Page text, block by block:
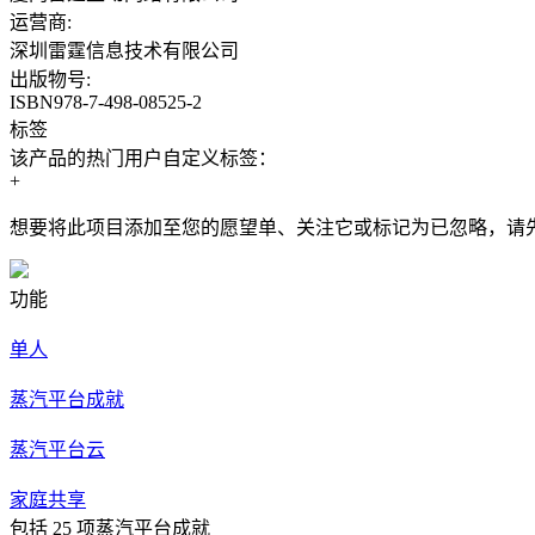
运营商:
深圳雷霆信息技术有限公司
出版物号:
ISBN978-7-498-08525-2
标签
该产品的热门用户自定义标签：
+
想要将此项目添加至您的愿望单、关注它或标记为已忽略，请
功能
单人
蒸汽平台成就
蒸汽平台云
家庭共享
包括 25 项蒸汽平台成就